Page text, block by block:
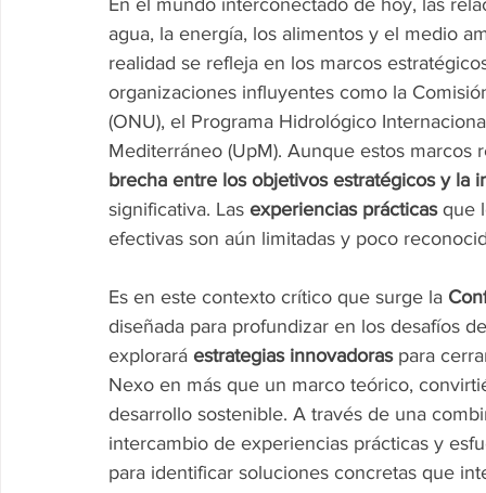
En el mundo interconectado de hoy, las
agua, la energía, los alimentos y el medio
realidad se refleja en los marcos
organizaciones influyentes como la
(ONU), el Programa Hidrológico
Mediterráneo (UpM). Aunque estos
brecha entre los objetivos estratégicos y la
significativa. Las experiencias prácticas que
efectivas son aún limitadas y poco
Es en este contexto crítico que surge la
diseñada para profundizar en los desafíos
explorará estrategias innovadoras para
Nexo en más que un marco teórico,
desarrollo sostenible. A través de una
intercambio de experiencias prácticas y
para identificar soluciones concretas que